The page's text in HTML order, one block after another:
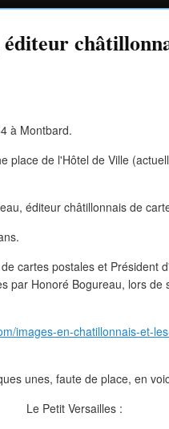
à Montbard.
place de l'Hôtel de Ville
cartes postales et Président
par Honoré Bogureau, lors de
images-en-chatillonnais-et-
unes, faute de place, en
Le Petit Versailles :